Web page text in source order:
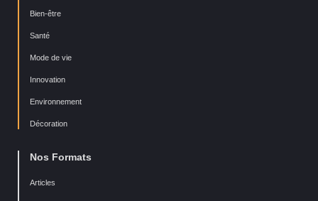
Bien-être
Santé
Mode de vie
Innovation
Environnement
Décoration
Nos Formats
Articles